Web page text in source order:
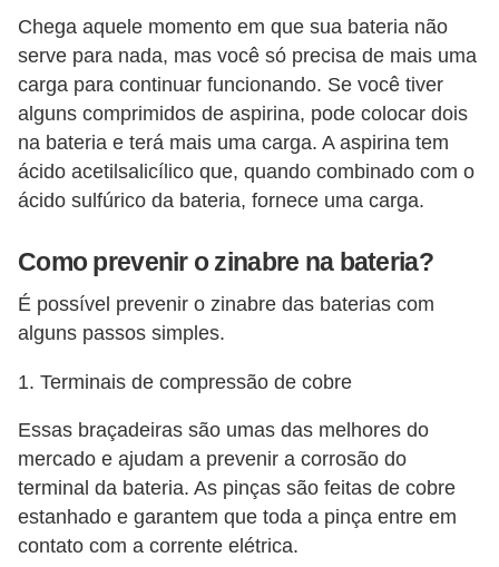
Chega aquele momento em que sua bateria não
serve para nada, mas você só precisa de mais uma
carga para continuar funcionando. Se você tiver
alguns comprimidos de aspirina, pode colocar dois
na bateria e terá mais uma carga. A aspirina tem
ácido acetilsalicílico que, quando combinado com o
ácido sulfúrico da bateria, fornece uma carga.
Como prevenir o zinabre na bateria?
É possível prevenir o zinabre das baterias com
alguns passos simples.
1. Terminais de compressão de cobre
Essas braçadeiras são umas das melhores do
mercado e ajudam a prevenir a corrosão do
terminal da bateria. As pinças são feitas de cobre
estanhado e garantem que toda a pinça entre em
contato com a corrente elétrica.
V
e
í
c
u
o
e
é
r
i
c
o